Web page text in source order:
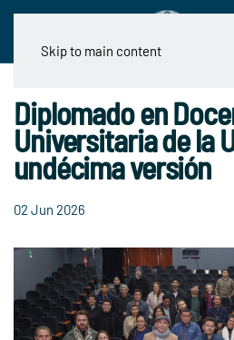
Skip to main content
Diplomado en
Universitaria de la
undécima versión
02 Jun 2026